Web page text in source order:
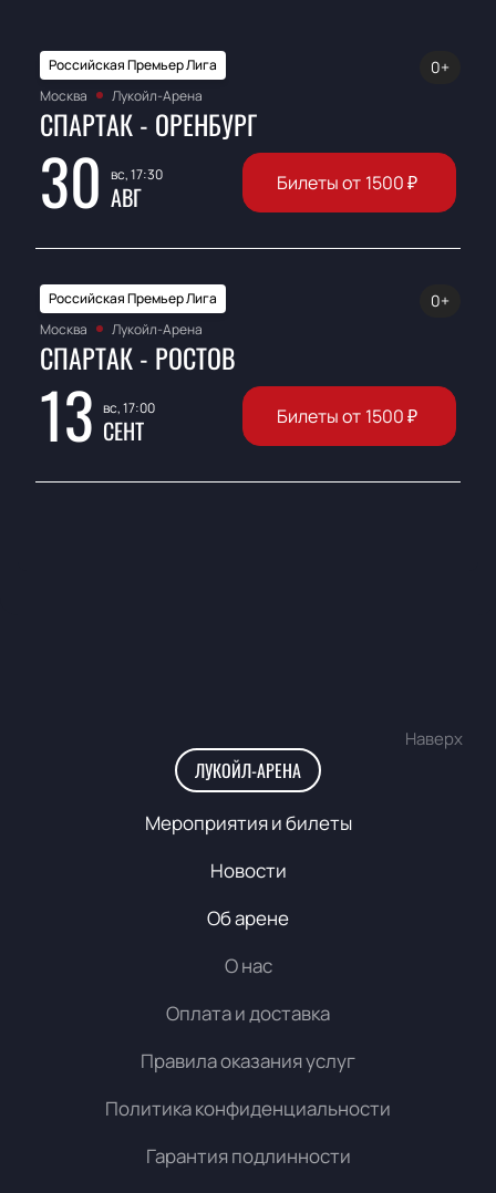
Российская Премьер Лига
Москва
Лукойл-Арена
СПАРТАК - ОРЕНБУРГ
30 вс, 17:30
АВГ
0+
Билеты от 1500₽
Российская Премьер Лига
Москва
Лукойл-Арена
СПАРТАК - РОСТОВ
13 вс, 17:00
СЕНТ
0+
Билеты от 1500₽
Наверх
ЛУКОЙЛ-АРЕНА
Мероприятия и билеты
Новости
Об арене
О нас
Оплата и доставка
Правила оказания услуг
Политика конфиденциальности
Гарантия подлинности